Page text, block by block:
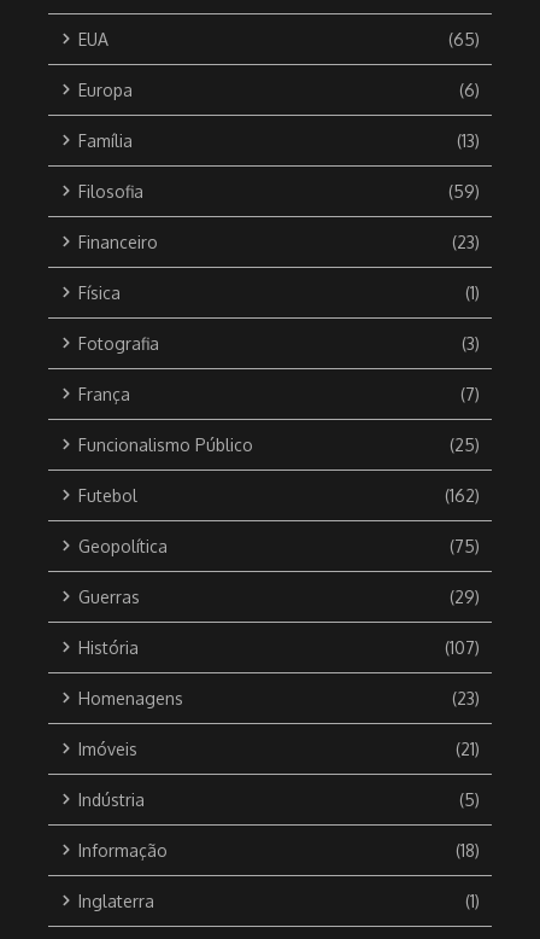
EUA (65)
Europa (6)
Família (13)
Filosofia (59)
Financeiro (23)
Física (1)
Fotografia (3)
França (7)
Funcionalismo Público (25)
Futebol (162)
Geopolítica (75)
Guerras (29)
História (107)
Homenagens (23)
Imóveis (21)
Indústria (5)
Informação (18)
Inglaterra (1)